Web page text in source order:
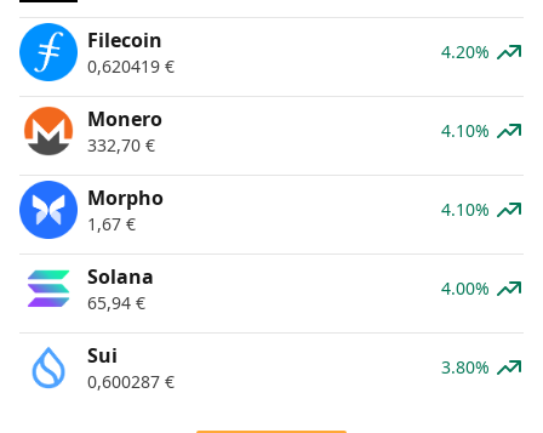
Filecoin
0,620419 €
4.20%
Monero
332,70 €
4.10%
Morpho
1,67 €
4.10%
Solana
65,94 €
4.00%
Sui
0,600287 €
3.80%